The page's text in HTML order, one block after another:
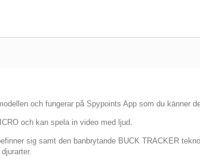
och fungerar på Spypoints App som du känner
och kan spela in video med ljud.
sig samt den banbrytande BUCK TRACKER